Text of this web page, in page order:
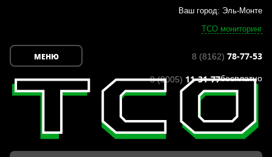
Ваш город: Эль-Монте
ТСО мониторинг
МЕНЮ 8 (8162) 78-77-53
8 (8005) 11-31-77бесплатно